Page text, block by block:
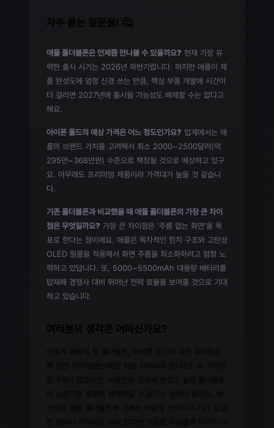
자주 묻는 질문들! 🤔
애플 폴더블폰은 언제쯤 만나볼 수 있을까요? 현재 가장 유
력한 출시 시기는 2026년 하반기랍니다. 하지만 애플이 제
품 완성도에 엄청 신경 쓰는 만큼, 핵심 부품 개발에 시간이
더 걸리면 2027년에 출시될 가능성도 배제할 수는 없다고
해요.
아이폰 폴드의 예상 가격은 어느 정도인가요? 업계에서는 애
플의 브랜드 가치를 고려해서 최소 2000~2500달러(약
295만~368만원) 수준으로 책정될 것으로 예상하고 있구
요. 아무래도 프리미엄 제품이라 가격대가 높을 것 같습니
다.
기존 폴더블폰과 비교했을 때 애플 폴더블폰의 가장 큰 차이
점은 무엇일까요? 가장 큰 차이점은 '주름 없는 화면'을 목
표로 한다는 점이에요. 애플은 독자적인 힌지 구조와 고탄성
OLED 필름을 적용해서 화면 주름을 최소화하려고 엄청 노
력하고 있답니다. 또, 5000~5500mAh 대용량 배터리를
탑재해 경쟁사 대비 뛰어난 전력 효율을 보여줄 것으로 기대
하고 있습니다.